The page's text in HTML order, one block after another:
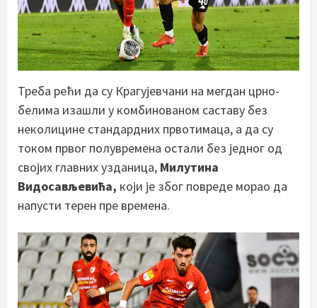
Треба рећи да су Крагујевчани на мегдан црно-
белима изашли у комбинованом саставу без
неколицине стандардних првотимаца, а да су
током првог полувремена остали без једног од
својих главних узданица, Милутина
Видосављевића, који је због повреде морао да
напусти терен пре времена.